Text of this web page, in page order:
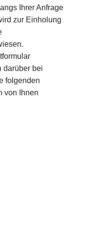
Ihrer Anfrage
zur Einholung
darüber bei
folgenden
von Ihnen